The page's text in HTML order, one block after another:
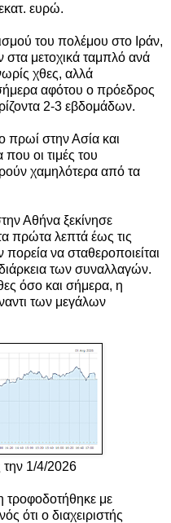
ευρώ.
του πολέμου στο Ιράν,
μετοχικά ταμπλό ανά
χθες, αλλά
αφότου ο πρόεδρος
2-3 εβδομάδων.
πρωί στην Ασία και
οι τιμές του
χαμηλότερα από τα
Αθήνα ξεκίνησε
πρώτα λεπτά έως τις
να σταθεροποιείται
των συναλλαγών.
όσο και σήμερα, η
των μεγάλων
την 1/4/2026
με
ότι ο διαχειριστής